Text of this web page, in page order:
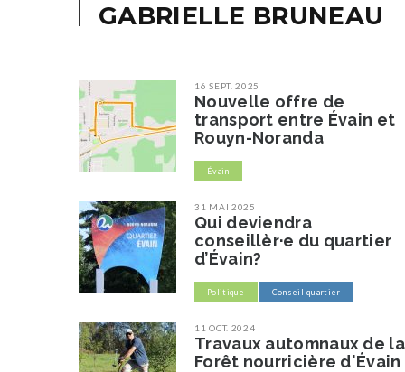
GABRIELLE BRUNEAU
16 SEPT. 2025
Nouvelle offre de
transport entre Évain et
Rouyn-Noranda
Évain
31 MAI 2025
Qui deviendra
conseillèr·e du quartier
d’Évain?
Politique Conseil-quartier
11 OCT. 2024
Travaux automnaux de la
Forêt nourricière d'Évain